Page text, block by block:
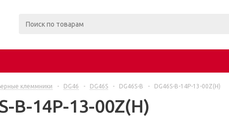
клеммники - DG46 - DG46S - DG46S-B - DG46S-B-14P-13-00Z(H)
B-14P-13-00Z(H)